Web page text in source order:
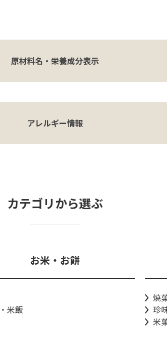
原材料名・栄養成分表示
アレルギー情報
カテゴリから選ぶ
お米・お餅
米飯
焼
珍
米